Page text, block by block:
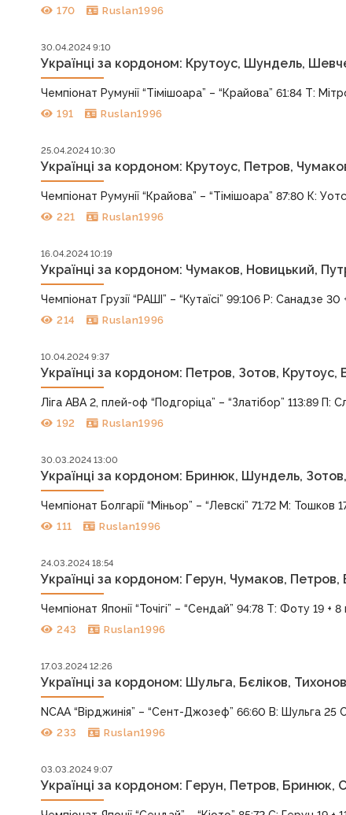
170 Ruslan1996
30.04.2024 9:10
Українці за кордоном: Крутоус, Шундель,
Чемпіонат Румунії “Тімішоара” – “Крайова” 61:84 Т:
191 Ruslan1996
25.04.2024 10:30
Українці за кордоном: Крутоус, Петров,
Чемпіонат Румунії “Крайова” – “Тімішоара” 87:80 К:
221 Ruslan1996
16.04.2024 10:19
Українці за кордоном: Чумаков, Новицький,
Чемпіонат Грузії “РАШІ” – “Кутаїсі” 99:106 Р: Санадзе
214 Ruslan1996
10.04.2024 9:37
Українці за кордоном: Петров, Зотов, Крутоус,
Ліга АBA 2, плей-оф “Подгоріца” – “Златібор” 113:89 П:
192 Ruslan1996
30.03.2024 13:00
Українці за кордоном: Бринюк, Шундель,
Чемпіонат Болгарії “Міньор” – “Левскі” 71:72 М: Тошков
111 Ruslan1996
24.03.2024 18:54
Українці за кордоном: Герун, Чумаков,
Чемпіонат Японії “Точігі” – “Сендай” 94:78 Т: Фоту 19 +
243 Ruslan1996
17.03.2024 12:26
Українці за кордоном: Шульга, Бєліков,
NCAA “Вірджинія” – “Сент-Джозеф” 66:60 В: Шульга 25
233 Ruslan1996
03.03.2024 9:07
Українці за кордоном: Герун, Петров,